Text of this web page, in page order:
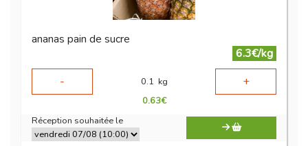
ananas pain de sucre
6.3€/kg
-
0.1 kg +
0.63€
Réception souhaitée le